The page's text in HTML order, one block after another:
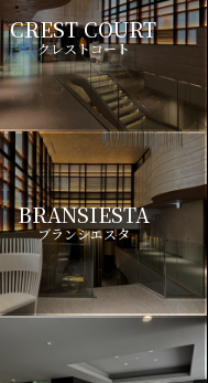
CREST COURT
クレストコート
BRANSIESTA
ブランシエスタ